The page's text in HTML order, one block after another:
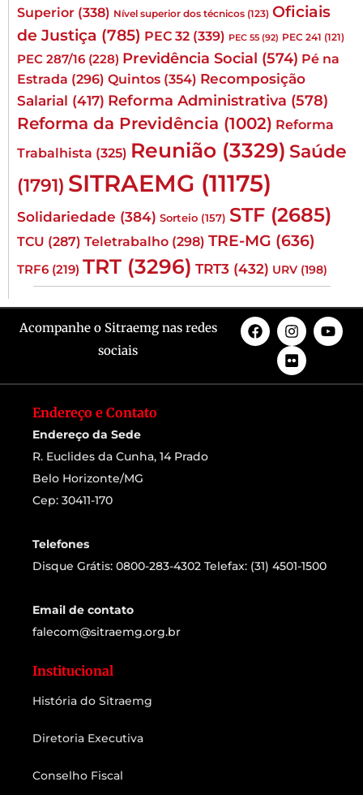
Superior (338) Nível superior dos técnicos (123) Oficiais
de Justiça (785) PEC 32 (339) PEC 55 (92) PEC 241 (121)
PEC 287/16 (228) Previdência Social (574) Pé na
Estrada (296) Quintos (354) Recomposição
Salarial (417) Reforma Administrativa (578)
Reforma da Previdência (1002) Reforma
Trabalhista (325) Reunião (3329) Saúde
(1791) SITRAEMG (11175)
Solidariedade (384) Sorteio (157) STF (2685)
TCU (287) Teletrabalho (298) TRE-MG (636)
TRF6 (219) TRT (3296) TRT3 (432) URV (198)
Acompanhe o Sitraemg nas redes
sociais
Endereço e Contato
Endereço da Sede
R. Euclides da Cunha, 14 Prado
Belo Horizonte/MG
Cep: 30411-170
Telefones
Disque Grátis: 0800-283-4302 Telefax: (31) 4501-1500
Email de contato
falecom@sitraemg.org.br
Institucional
História do Sitraemg
Diretoria Executiva
Conselho Fiscal